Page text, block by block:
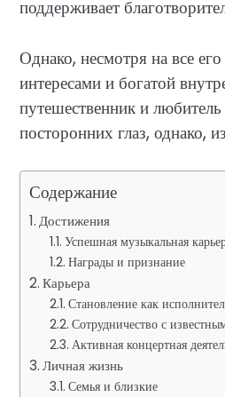
поддерживает
Однако, несмотря на все
интересами и богатой
путешественник и
посторонних глаз, однако,
Содержание
Достижения
Успешная музыкальная
Награды и признание
Карьера
Становление как
Сотрудничество с
Активная концертная
Личная жизнь
Семья и близкие